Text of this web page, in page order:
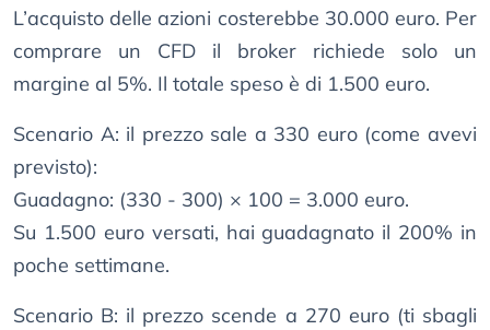
L’acquisto delle azioni costerebbe 30.000 euro. Per
comprare un CFD il broker richiede solo un
margine al 5%. Il totale speso è di 1.500 euro.
Scenario A: il prezzo sale a 330 euro (come avevi
previsto):
Guadagno: (330 - 300) × 100 = 3.000 euro.
Su 1.500 euro versati, hai guadagnato il 200% in
poche settimane.
Scenario B: il prezzo scende a 270 euro (ti sbagli